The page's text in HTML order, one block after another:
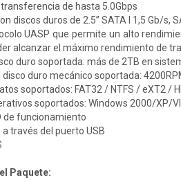
de hasta 5.0Gbps
discos duros de 2.5” SATA I 1,5 Gb/s,
UASP que permite un alto
alcanzar el máximo rendimiento de
duro soportada: más de 2TB en
disco duro mecánico soportada:
soportados: FAT32 / NTFS / eXT2 /
soportados: Windows 2000/XP/
de funcionamiento
través del puerto USB
Paquete: